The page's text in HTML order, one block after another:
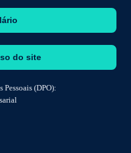
do site
Pessoais (DPO):